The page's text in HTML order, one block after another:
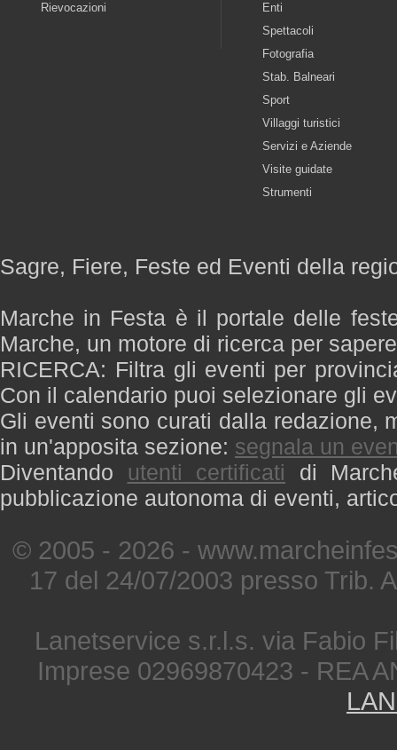
Rievocazioni
Enti
Spettacoli
Fotografia
Stab. Balneari
Sport
Villaggi turistici
Servizi e Aziende
Visite guidate
Strumenti
Sagre, Fiere, Feste ed Eventi della
Marche in Festa è il portale delle
Marche, un motore di ricerca per
RICERCA: Filtra gli eventi per
Con il calendario puoi selezionare gli
Gli eventi sono curati dalla redazione,
in un'apposita sezione: segnala un
Diventando utenti certificati di
pubblicazione autonoma di eventi,
© 2005 - 2026 -
17 del 24/07/2003 presso Trib.
Lanetservice s.r.l.s. via Fabio
Imprese 02969870423 - REA